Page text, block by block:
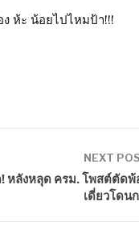
ห้ะ น้อยไปไหมป้า!!!
NEXT
หลังหลุด ครม. โพสต์ตัดพ้
เดี่ยวโดน